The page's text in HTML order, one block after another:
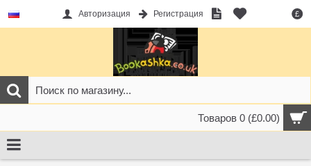
£
Авторизация Регистрация
Товаров 0 (£0.00)